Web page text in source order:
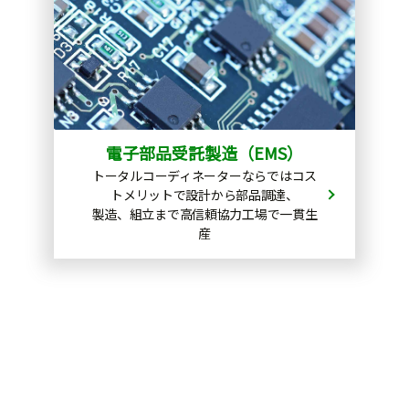
電子部品受託製造（EMS）
トータルコーディネーターならではコス
トメリットで設計から部品調達、
製造、組立まで高信頼協力工場で一貫生
産